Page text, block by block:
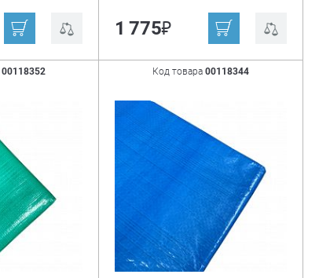
1 775₽
00118352 Код товара00118344